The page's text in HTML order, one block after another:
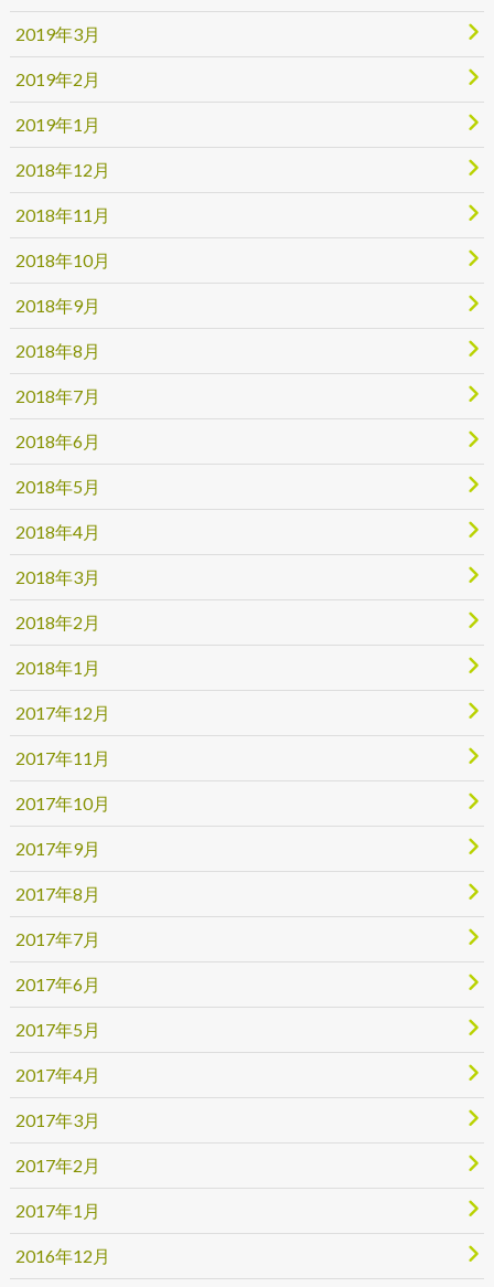
2019年3月
2019年2月
2019年1月
2018年12月
2018年11月
2018年10月
2018年9月
2018年8月
2018年7月
2018年6月
2018年5月
2018年4月
2018年3月
2018年2月
2018年1月
2017年12月
2017年11月
2017年10月
2017年9月
2017年8月
2017年7月
2017年6月
2017年5月
2017年4月
2017年3月
2017年2月
2017年1月
2016年12月